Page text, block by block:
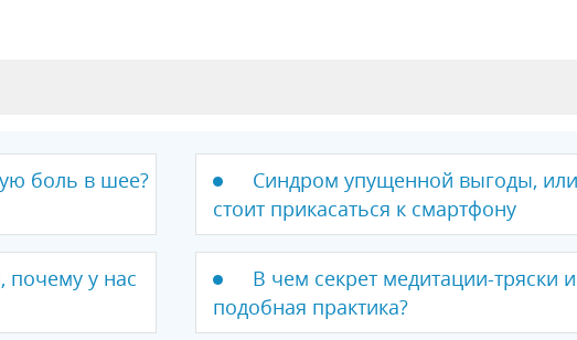
боль в шее?
Синдром упущенной выгоды,
стоит прикасаться к смартфону
почему у нас
В чем секрет медитации-тряски
подобная практика?